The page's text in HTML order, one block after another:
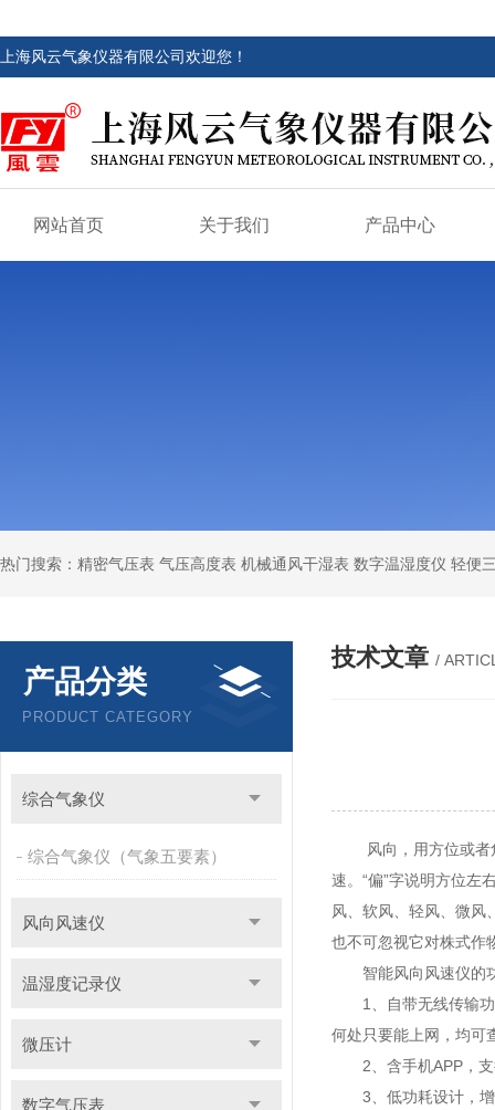
上海风云气象仪器有限公司欢迎您！
网站首页 关于我们 产品中心
产品分类
PRODUCT CATEGORY
综合气象仪
综合气象仪（气象五要素）
风向风速仪
温湿度记录仪
微压计
数字气压表
技术文章 /
风向，用方位或者角
速。“偏”字说明方位左
风、软风、轻风、微
也不可忽视它对株式作
智能风向风速仪的
1、自带无线传输功
何处只要能上网，均可
2、含手机APP，支
3、低功耗设计，增